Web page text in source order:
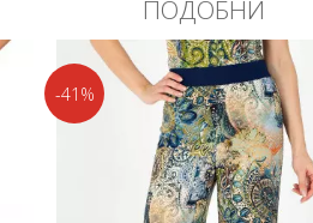
ПОДОБНИ
-30%